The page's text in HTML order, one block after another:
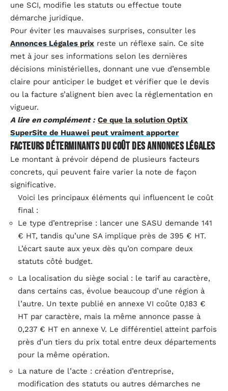
une SCI, modifie les statuts ou effectue toute
démarche juridique.
Pour éviter les mauvaises surprises, consulter les
Annonces Légales prix reste un réflexe sain. Ce site
met à jour ses informations selon les dernières
décisions ministérielles, donnant une vue d’ensemble
claire pour anticiper le budget et vérifier que le devis
ou la facture s’alignent bien avec la réglementation en
vigueur.
A lire en complément : Ce que la solution OptiX
SuperSite de Huawei peut vraiment apporter
Facteurs déterminants du coût des annonces légales
Le montant à prévoir dépend de plusieurs facteurs
concrets, qui peuvent faire varier la note de façon
significative.
Voici les principaux éléments qui influencent le coût
final :
Le type d’entreprise : lancer une SASU demande 141
€ HT, tandis qu’une SA implique près de 395 € HT.
L’écart saute aux yeux dès qu’on compare deux
statuts côté budget.
La localisation du siège social : le tarif au caractère,
dans certains cas, évolue beaucoup d’une région à
l’autre. Un texte publié en annexe VI coûte 0,183 €
HT par caractère, mais la même annonce passe à
0,237 € HT en annexe V. Le différentiel atteint parfois
près d’un tiers du prix total entre deux départements
pour la même opération.
La nature de l’acte : création d’entreprise,
modification des statuts ou autres démarches ne